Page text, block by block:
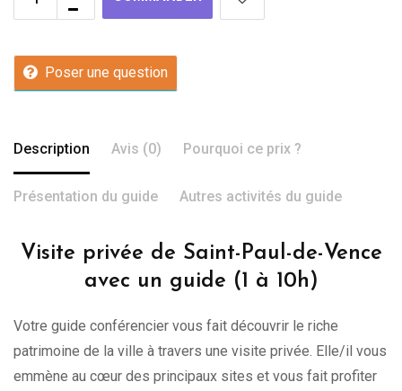
Poser une question
Description Avis (0) Pourquoi ce prix ?
Présentation du guide Autres activités du guide
Visite privée de Saint-Paul-de-Vence
avec un guide (1 à 10h)
Votre guide conférencier vous fait découvrir le riche
patrimoine de la ville à travers une visite privée. Elle/il vous
emmène au cœur des principaux sites et vous fait profiter